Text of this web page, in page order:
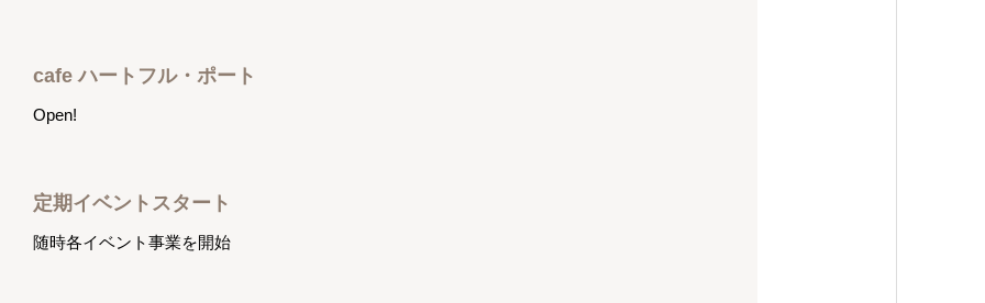
cafe ハートフル・ポート
Open!
定期イベントスタート
随時各イベント事業を開始